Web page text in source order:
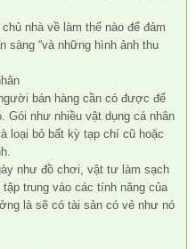
nhà về làm thế nào để đảm
sàng “và những hình ảnh thu
bán hàng cần có được để
Gói như nhiều vật dụng cá nhân
loại bỏ bất kỳ tạp chí cũ hoặc
như đồ chơi, vật tư làm sạch
trung vào các tính năng của
là sẽ có tài sản có vẻ như nó